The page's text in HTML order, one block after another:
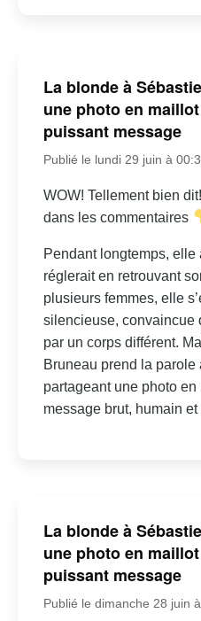
La blonde à
une photo en
puissant message
Publié le lundi 29 juin à
WOW! Tellement bien
dans les commentaires
Pendant longtemps, elle
réglerait en retrouvant
plusieurs femmes, elle
silencieuse, convaincue
par un corps différent.
Bruneau prend la parole
partageant une photo
message brut, humain
La blonde à
une photo en
puissant message
Publié le dimanche 28 juin